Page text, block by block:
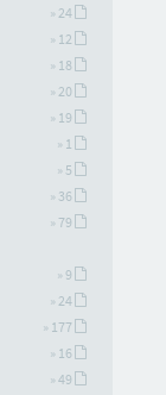
» 24
» 12
» 18
» 20
» 19
» 1
» 5
» 36
» 79
» 9
» 24
» 177
» 16
» 49